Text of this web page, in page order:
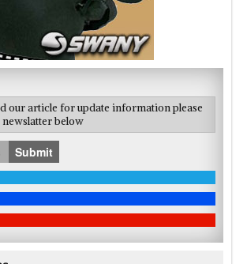
our article for update information please
below
Submit